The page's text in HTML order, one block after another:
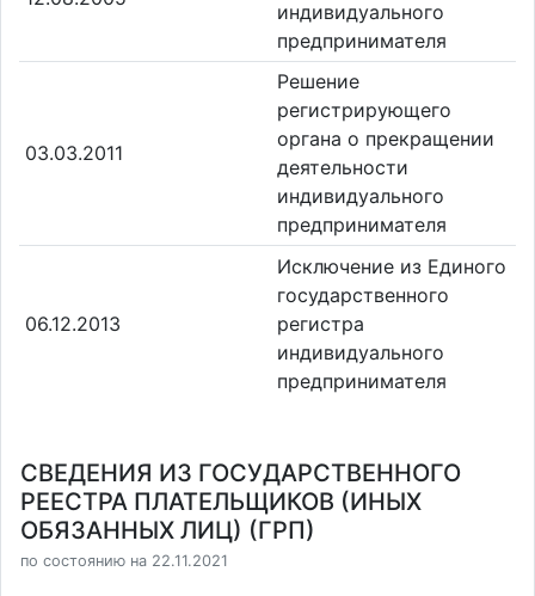
индивидуального
предпринимателя
03.03.2011
Решение
регистрирующего
органа о прекращении
деятельности
индивидуального
предпринимателя
06.12.2013
Исключение из Единого
государственного
регистра
индивидуального
предпринимателя
СВЕДЕНИЯ ИЗ ГОСУДАРСТВЕННОГО
РЕЕСТРА ПЛАТЕЛЬЩИКОВ (ИНЫХ
ОБЯЗАННЫХ ЛИЦ) (ГРП)
по состоянию на 22.11.2021